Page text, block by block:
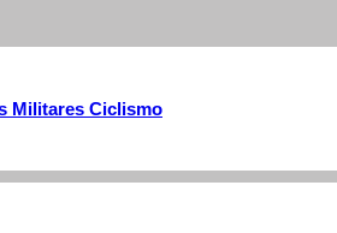
Militares Ciclismo